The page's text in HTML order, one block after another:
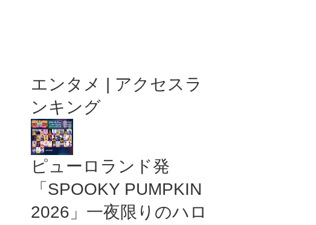
エンタメ | アクセスラ
ンキング
ピューロランド発
「SPOOKY PUMPKIN
2026」一夜限りのハロ